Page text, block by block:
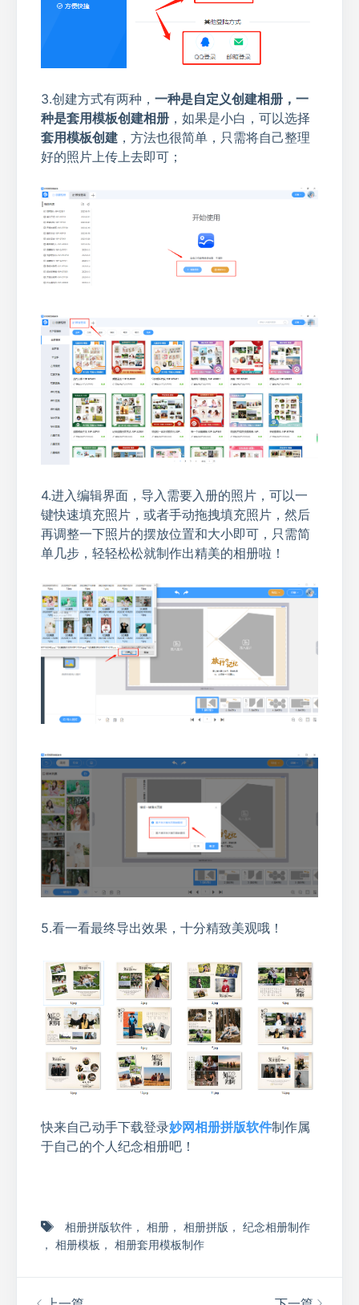
3.创建方式有两种， 一种是自定义创建相册，一
种是套用模板创建相册 ，如果是小白，可以选择
套用模板创建 ，方法也很简单，只需将自己整理
好的照片上传上去即可；
4.进入编辑界面，导入需要入册的照片，可以一
键快速填充照片，或者手动拖拽填充照片，然后
再调整一下照片的摆放位置和大小即可，只需简
单几步，轻轻松松就制作出精美的相册啦！
5.看一看最终导出效果，十分精致美观哦！
快来自己动手下载登录妙网相册拼版软件制作属
于自己的个人纪念相册吧！
相册拼版软件 ， 相册 ， 相册拼版 ， 纪念相册制作
， 相册模板 ， 相册套用模板制作